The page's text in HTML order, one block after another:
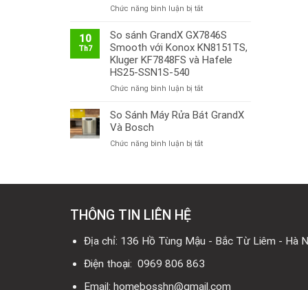
Chức năng bình luận bị tắtở
Trường
Bếp
Từ
2026:
Nghệ
Hướng
Hiệu
10
Th7
So sánh GrandX GX7846S
Smooth với Konox KN8151TS,
Kluger KF7848FS và Hafele
HS25-SSN1S-540
Chức năng bình luận bị tắtở
sánh
Smooth
HS25-
540
So Sánh Máy Rửa Bát GrandX
Và Bosch
Chức năng bình luận bị tắtở
Bosch
THÔNG TIN LIÊN HỆ
Địa chỉ: 136 Hồ Tùng Mậu - Bắc Từ Liêm - Hà
Điện thoại: 0969 806 863
Email: homebosshn@gmail.com